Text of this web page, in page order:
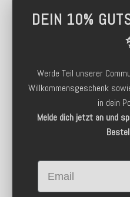
DEIN 10%
Werde Teil unserer
Willkommensgeschenk
in dein
Melde dich jetzt an und
Email